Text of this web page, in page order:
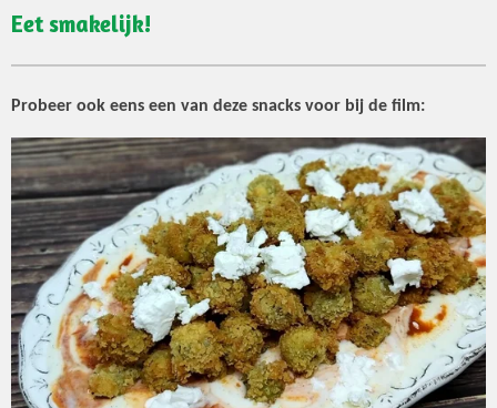
Eet smakelijk!
Probeer ook eens een van deze snacks voor bij de film: